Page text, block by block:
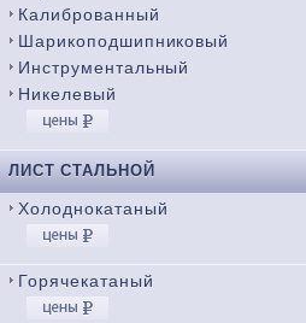
Калиброванный
Шарикоподшипниковый
Инструментальный
Никелевый
ЛИСТ СТАЛЬНОЙ
Холоднокатаный
Горячекатаный